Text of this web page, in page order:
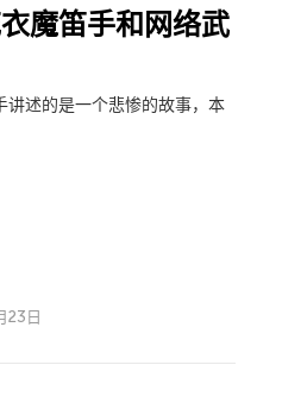
魔笛手和网络武
讲述的是一个悲惨的故事，本
23日